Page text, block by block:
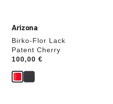
Arizona
Birko-Flor Lack
Patent Cherry
Price:
100,00 €